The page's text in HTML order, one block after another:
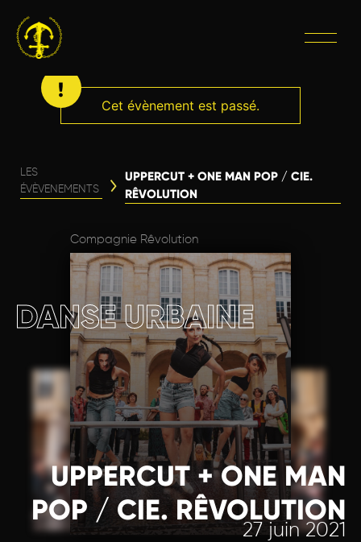
Cet évènement est passé.
LES
ÉVÈVENEMENTS
UPPERCUT + ONE MAN POP / CIE.
RÊVOLUTION
Compagnie Rêvolution
UPPERCUT + ONE MAN
POP / CIE. RÊVOLUTION
27 juin 2021
DANSE URBAINE